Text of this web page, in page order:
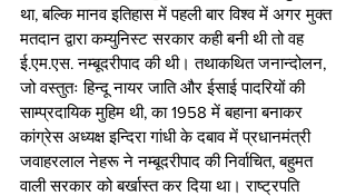
था, बल्कि मानव इतिहास में पहली बार विश्व में अगर मुक्त
मतदान द्वारा कम्युनिस्ट सरकार कही बनी थी तो वह
ई.एम.एस. नम्बूदरीपाद की थी। तथाकथित जनान्दोलन,
जो वस्तुतः हिन्दू नायर जाति और ईसाई पादरियों की
साम्प्रदायिक मुहिम थी, का 1958 में बहाना बनाकर
कांग्रेस अध्यक्ष इन्दिरा गांधी के दबाव में प्रधानमंत्री
जवाहरलाल नेहरू ने नम्बूदरीपाद की निर्वाचित, बहुमत
वाली सरकार को बर्खास्त कर दिया था। राष्ट्रपति